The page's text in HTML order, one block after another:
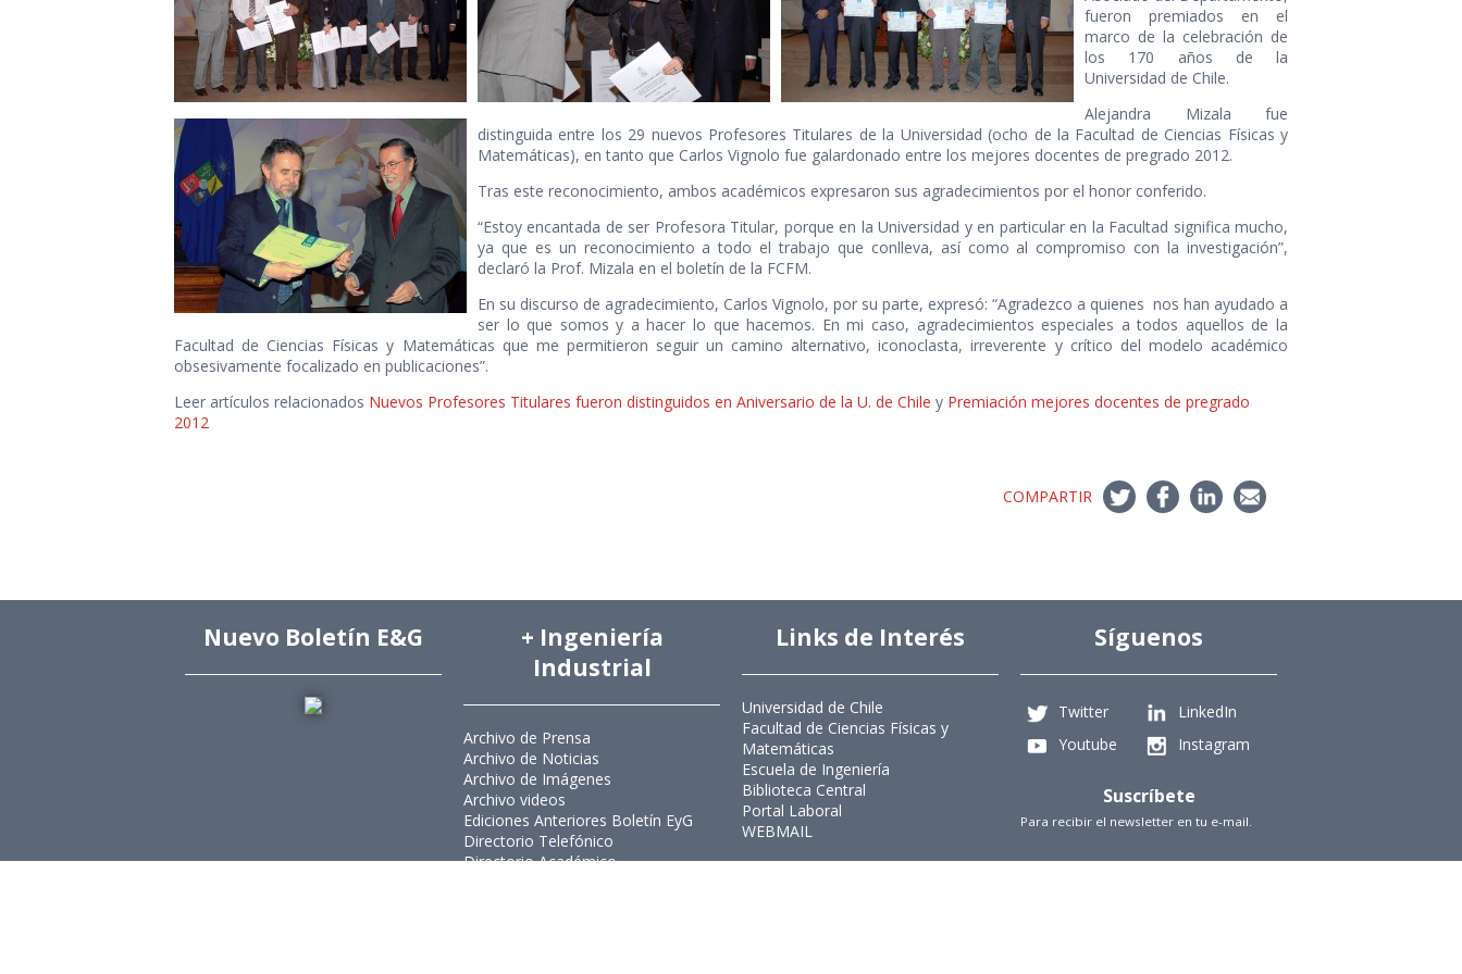
fueron premiados en el
marco de la celebración de
los 170 años de la
Universidad de Chile.
Alejandra Mizala fue
distinguida entre los 29 nuevos Profesores Titulares de la Universidad (ocho de la Facultad de Ciencias Físicas y
Matemáticas), en tanto que Carlos Vignolo fue galardonado entre los mejores docentes de pregrado 2012.
Tras este reconocimiento, ambos académicos expresaron sus agradecimientos por el honor conferido.
“Estoy encantada de ser Profesora Titular, porque en la Universidad y en particular en la Facultad significa mucho,
ya que es un reconocimiento a todo el trabajo que conlleva, así como al compromiso con la investigación”,
declaró la Prof. Mizala en el boletín de la FCFM.
En su discurso de agradecimiento, Carlos Vignolo, por su parte, expresó: “Agradezco a quienes nos han ayudado a
ser lo que somos y a hacer lo que hacemos. En mi caso, agradecimientos especiales a todos aquellos de la
Facultad de Ciencias Físicas y Matemáticas que me permitieron seguir un camino alternativo, iconoclasta, irreverente y crítico del modelo académico
obsesivamente focalizado en publicaciones”.
Leer artículos relacionados Nuevos Profesores Titulares fueron distinguidos en Aniversario de la U. de Chile y Premiación mejores docentes de pregrado
2012
COMPARTIR
Nuevo Boletín E&G
+ Ingeniería
Industrial
Archivo de Prensa
Archivo de Noticias
Archivo de Imágenes
Archivo videos
Ediciones Anteriores Boletín EyG
Directorio Telefónico
Directorio Académico
Links de Interés
Universidad de Chile
Facultad de Ciencias Físicas y
Matemáticas
Escuela de Ingeniería
Biblioteca Central
Portal Laboral
WEBMAIL
Síguenos
Twitter
LinkedIn
Youtube
Instagram
Suscríbete
Para recibir el newsletter en tu e-mail.